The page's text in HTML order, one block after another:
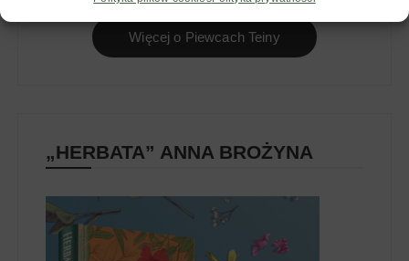
Więcej o Piewcach Teiny
„HERBATA” ANNA BROŻYNA